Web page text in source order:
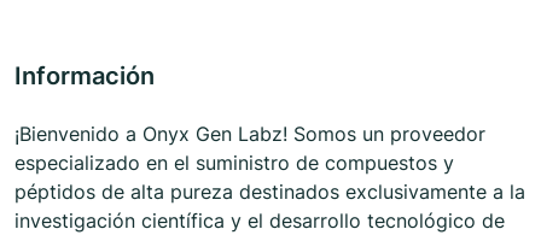
Información
¡Bienvenido a Onyx Gen Labz! Somos un proveedor
especializado en el suministro de compuestos y
péptidos de alta pureza destinados exclusivamente a la
investigación científica y el desarrollo tecnológico de